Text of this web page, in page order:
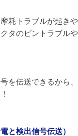
耗トラブルが起き
タのピントラブル
を伝送できるから、
と検出信号伝送）